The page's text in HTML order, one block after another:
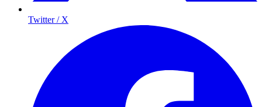
Twitter / X